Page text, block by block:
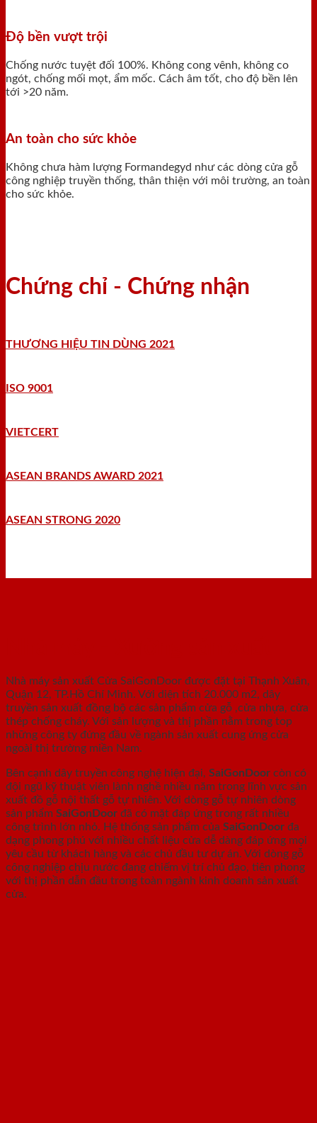
Độ bền vượt trội
Chống nước tuyệt đối 100%. Không cong vênh, không co
ngót, chống mối mọt, ẩm mốc. Cách âm tốt, cho độ bền lên
tới >20 năm.
An toàn cho sức khỏe
Không chưa hàm lượng Formandegyd như các dòng cửa gỗ
công nghiệp truyền thống, thân thiện với môi trường, an toàn
cho sức khỏe.
Chứng chỉ - Chứng nhận
THƯƠNG HIỆU TIN DÙNG 2021
ISO 9001
VIETCERT
ASEAN BRANDS AWARD 2021
ASEAN STRONG 2020
Nhà máy sản xuất Cửa SaiGonDoor được đặt tại Thạnh Xuân,
Quận 12, TP.Hồ Chí Minh. Với diện tích 20.000 m2, dây
truyền sản xuất đồng bộ các sản phẩm cửa gỗ ,cửa nhựa, cửa
thép chống cháy. Với sản lượng và thị phần nằm trong top
những công ty đứng đầu về ngành sản xuất cung ứng cửa
ngoài thị trường miền Nam.
Bên cạnh dây truyền công nghệ hiện đại, SaiGonDoor còn có
đội ngũ kỹ thuật viên lành nghề nhiều năm trong lĩnh vực sản
xuất đồ gỗ nội thất gỗ tự nhiên. Với dòng gỗ tự nhiên dòng
sản phẩm SaiGonDoor đã có mặt đáp ứng trong rất nhiều
công trình lớn nhỏ. Hệ thống sản phẩm của SaiGonDoor đa
dạng phong phú với nhiều chất liệu cửa dễ dàng đáp ứng mọi
yêu cầu từ khách hàng và các chủ đầu tư dự án. Với dòng gỗ
công nghiệp chịu nước đang chiếm vị trí chủ đạo, tiên phong
với thị phần dẫn đầu trong toàn ngành kinh doanh sản xuất
cửa.